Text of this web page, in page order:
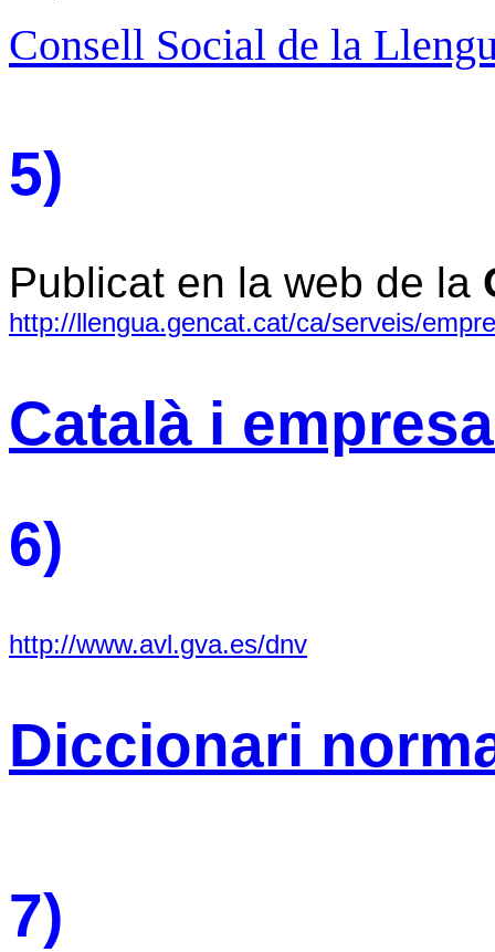
Consell Social de la
5)
Publicat en la web de la
http://llengua.gencat.cat/ca/serveis/
Català i
6)
http://www.avl.gva.es/dnv
Diccionari
7)